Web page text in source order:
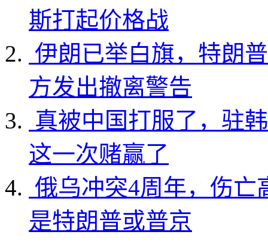
斯打起价格战
伊朗已举白旗，特朗
方发出撤离警告
真被中国打服了，驻
这一次赌赢了
俄乌冲突4周年，伤亡
是特朗普或普京